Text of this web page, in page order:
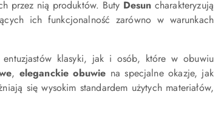
przez nią produktów. Buty Desun charakteryzują
ich funkcjonalność zarówno w warunkach
klasyki, jak i osób, które w obuwiu
, eleganckie obuwie na specjalne okazje, jak
się wysokim standardem użytych materiałów,